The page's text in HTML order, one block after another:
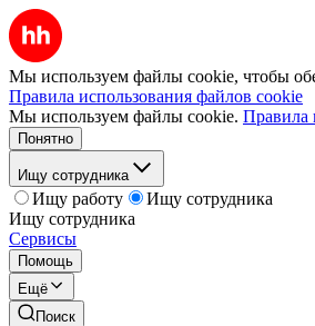
Мы используем файлы cookie, чтобы
Правила использования файлов cookie
Мы используем файлы cookie. Правила
Понятно
Ищу сотрудника
Ищу работу
Ищу сотрудника
Ищу сотрудника
Сервисы
Помощь
Ещё
Поиск